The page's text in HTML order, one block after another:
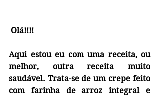
Olá!!!!
Aqui estou eu com uma receita, ou
melhor, outra receita muito
saudável. Trata-se de um crepe feito
com farinha de arroz integral e